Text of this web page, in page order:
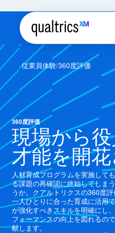
従業員体験 360度評価
360度評価
現場から
才能を開
人材育成プログラムを実施して
る課題の再確認に終始してしま
うか。クアルトリクスの360度
一人ひとりに合った育成に活用
が強化すべきスキルを明確にし
フォーマンスの向上を図れるの
献します。